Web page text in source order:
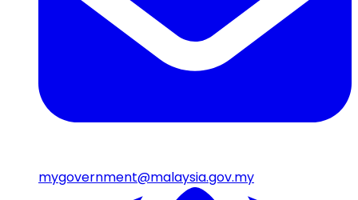
mygovernment@malaysia.gov.my